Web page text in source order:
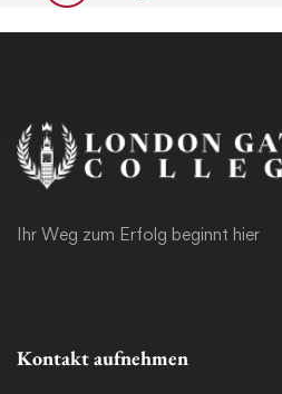
Ihr Weg zum Erfolg beginnt hier
Kontakt aufnehmen